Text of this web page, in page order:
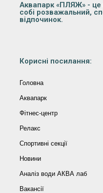
Аквапарк «ПЛЯЖ» - це
собі розважальний,
відпочинок.
Корисні посилання:
Головна
Аквапарк
Фітнес-центр
Релакс
Спортивні секції
Новини
Аналіз води АКВА лаб​
Вакансії